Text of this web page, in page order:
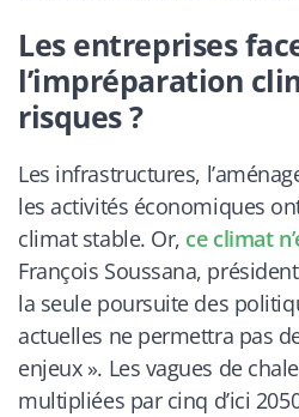
Les entreprises
l’impréparation
risques ?
Les infrastructures,
les activités économiques
climat stable. Or, ce climat
François Soussana,
la seule poursuite des
actuelles ne permettra pas
enjeux ». Les vagues de
multipliées par cinq d’ici